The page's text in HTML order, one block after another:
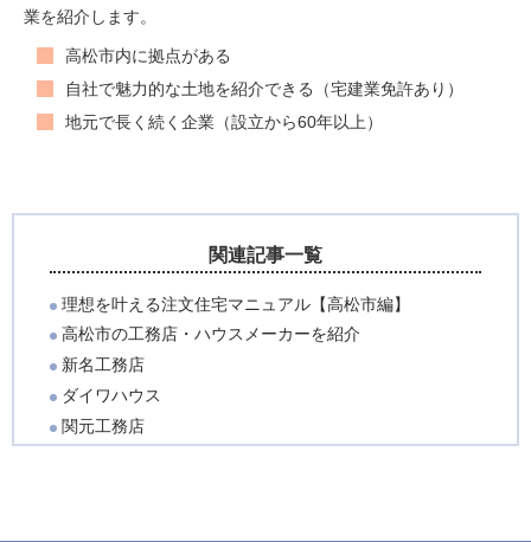
業を紹介します。
高松市内に拠点がある
自社で魅力的な土地を紹介できる（宅建業免許あり）
地元で長く続く企業（設立から60年以上）
関連記事一覧
理想を叶える注文住宅マニュアル【高松市編】
高松市の工務店・ハウスメーカーを紹介
新名工務店
ダイワハウス
関元工務店